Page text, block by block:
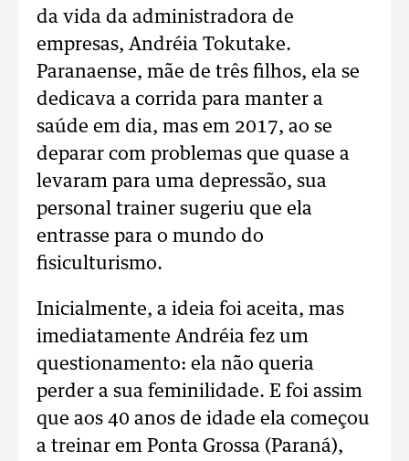
da vida da administradora de
empresas, Andréia Tokutake.
Paranaense, mãe de três filhos, ela se
dedicava a corrida para manter a
saúde em dia, mas em 2017, ao se
deparar com problemas que quase a
levaram para uma depressão, sua
personal trainer sugeriu que ela
entrasse para o mundo do
fisiculturismo.
Inicialmente, a ideia foi aceita, mas
imediatamente Andréia fez um
questionamento: ela não queria
perder a sua feminilidade. E foi assim
que aos 40 anos de idade ela começou
a treinar em Ponta Grossa (Paraná),